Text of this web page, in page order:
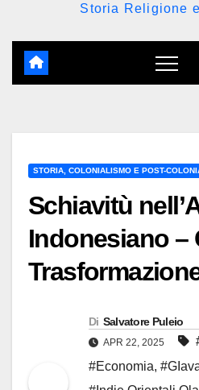
Storia Religione
STORIA, COLONIALISMO E POST-
Schiavitù
Indonesiano –
Di Salvatore Puleio
APR 22, 2025
#Economia,